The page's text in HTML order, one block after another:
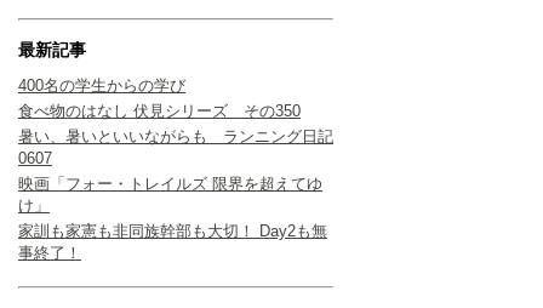
最新記事
400名の学生からの学び
食べ物のはなし 伏見シリーズ その350
暑い、暑いといいながらも ランニング日記
0607
映画「フォー・トレイルズ 限界を超えてゆ
け」
家訓も家憲も非同族幹部も大切！ Day2も無
事終了！